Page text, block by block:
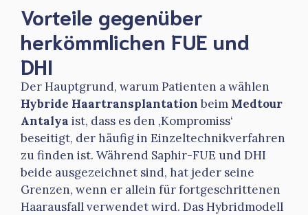
Vorteile gegenüber
herkömmlichen FUE und
DHI
Der Hauptgrund, warum Patienten a wählen
Hybride Haartransplantation beim Medtour
Antalya ist, dass es den ‚Kompromiss‘
beseitigt, der häufig in Einzeltechnikverfahren
zu finden ist. Während Saphir-FUE und DHI
beide ausgezeichnet sind, hat jeder seine
Grenzen, wenn er allein für fortgeschrittenen
Haarausfall verwendet wird. Das Hybridmodell